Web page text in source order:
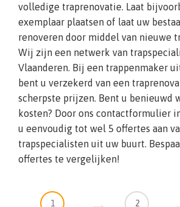
volledige traprenovatie. Laat
exemplaar plaatsen of laat uw
renoveren door middel van nieuwe
Wij zijn een netwerk van
Vlaanderen. Bij een trappenmaker
bent u verzekerd van een
scherpste prijzen. Bent u benieuwd
kosten? Door ons contactformulier
u eenvoudig tot wel 5 offertes aan
trapspecialisten uit uw buurt.
offertes te vergelijken!
1 2